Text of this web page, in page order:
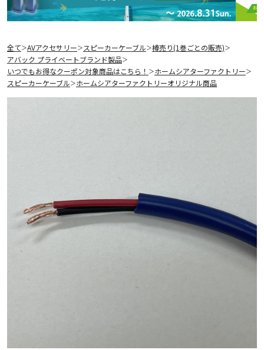
全て＞AVアクセサリー＞ スピーカーケーブル＞樽売り(1巻ごとの販売)＞
アバック プライベートブランド製品＞
いつでもお得なクーポン対象商品はこちら！ ＞ホームシアターファクトリー＞
スピーカーケーブル＞ホームシアターファクトリーオリジナル商品